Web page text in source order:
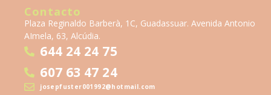
Contacto
Plaza Reginaldo Barberà, 1C, Guadassuar. Avenida Antonio
AImela, 63, Alcúdia.
644 24 24 75
607 63 47 24
josepfuster001992@hotmail.com